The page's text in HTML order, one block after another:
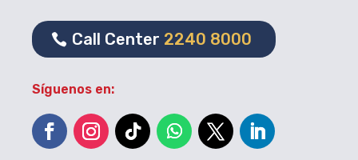
Call Center 2240 8000
Síguenos en: